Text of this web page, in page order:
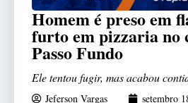
Homem é preso em
furto em pizzaria no
Passo Fundo
Ele tentou fugir, mas acabou
Jeferson Vargas setembro